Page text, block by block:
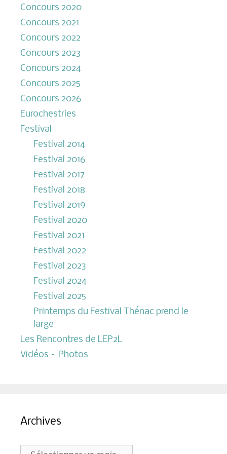
Concours 2020
Concours 2021
Concours 2022
Concours 2023
Concours 2024
Concours 2025
Concours 2026
Eurochestries
Festival
Festival 2014
Festival 2016
Festival 2017
Festival 2018
Festival 2019
Festival 2020
Festival 2021
Festival 2022
Festival 2023
Festival 2024
Festival 2025
Printemps du Festival Thénac prend le
large
Les Rencontres de LEP2L
Vidéos – Photos
Archives
Archives